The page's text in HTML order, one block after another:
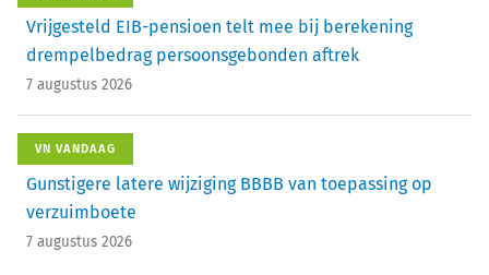
Vrijgesteld EIB-pensioen telt mee bij berekening
drempelbedrag persoonsgebonden aftrek
7 augustus 2026
VN VANDAAG
Gunstigere latere wijziging BBBB van toepassing op
verzuimboete
7 augustus 2026